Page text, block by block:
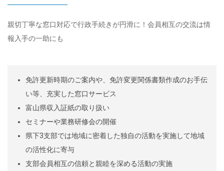
親切丁寧な窓口対応で行政手続きが円滑に！会員相互の交流は情
報入手の一助にも
免許更新時期のご案内や、免許変更関係書類作成のお手伝
い等、充実した窓口サービス
富山県収入証紙の取り扱い
セミナーや業務研修会の開催
県下3支部では地域に密着した独自の活動を実施して地域
の活性化に寄与
支部会員相互の信頼と親睦を深める活動の実施